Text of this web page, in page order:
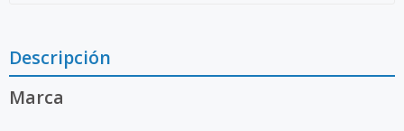
Descripción
Marca